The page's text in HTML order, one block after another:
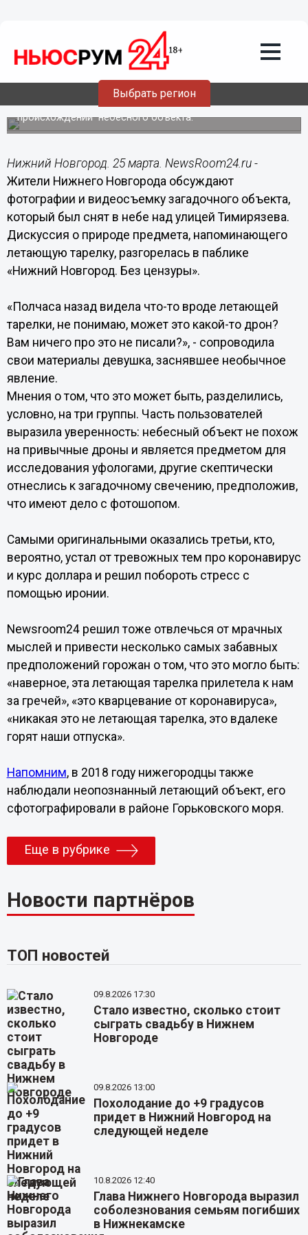
Выбрать регион
25.03.202023:59
Жители Нижнего Новгорода сообщили
о светящемся НЛО
В соцсетях развернулась дискуссия о
происхождении небесного объекта.
Нижний Новгород. 25 марта. NewsRoom24.ru -
Жители Нижнего Новгорода обсуждают
фотографии и видеосъемку загадочного объекта,
который был снят в небе над улицей Тимирязева.
Дискуссия о природе предмета, напоминающего
летающую тарелку, разгорелась в паблике
«Нижний Новгород. Без цензуры».
«Полчаса назад видела что-то вроде летающей
тарелки, не понимаю, может это какой-то дрон?
Вам ничего про это не писали?», - сопроводила
свои материалы девушка, заснявшее необычное
явление.
Мнения о том, что это может быть, разделились,
условно, на три группы. Часть пользователей
выразила уверенность: небесный объект не похож
на привычные дроны и является предметом для
исследования уфологами, другие скептически
отнеслись к загадочному свечению, предположив,
что имеют дело с фотошопом.
Самыми оригинальными оказались третьи, кто,
вероятно, устал от тревожных тем про коронавирус
и курс доллара и решил побороть стресс с
помощью иронии.
Newsroom24 решил тоже отвлечься от мрачных
мыслей и привести несколько самых забавных
предположений горожан о том, что это могло быть:
«наверное, эта летающая тарелка прилетела к нам
за гречей», «это кварцевание от коронавируса»,
«никакая это не летающая тарелка, это вдалеке
горят наши отпуска».
Напомним, в 2018 году нижегородцы также
наблюдали неопознанный летающий объект, его
сфотографировали в районе Горьковского моря.
Еще в рубрике
Новости партнёров
ТОП новостей
09.8.2026 17:30
Стало известно, сколько стоит
сыграть свадьбу в Нижнем
Новгороде
09.8.2026 13:00
Похолодание до +9 градусов
придет в Нижний Новгород на
следующей неделе
10.8.2026 12:40
Глава Нижнего Новгорода выразил
соболезнования семьям погибших
в Нижнекамске